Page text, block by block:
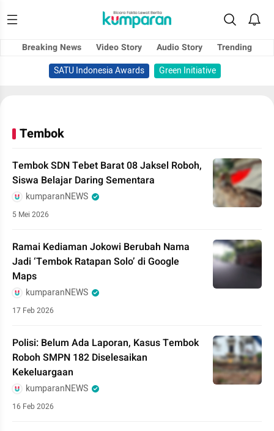
Breaking News Video Story Audio Story
Trending
SATU Indonesia Awards
Green Initiative
Tembok
Tembok SDN Tebet Barat 08 Jaksel Roboh,
Siswa Belajar Daring Sementara
kumparanNEWS
5 Mei 2026
Ramai Kediaman Jokowi Berubah Nama
Jadi ‘Tembok Ratapan Solo’ di Google
Maps
kumparanNEWS
17 Feb 2026
Polisi: Belum Ada Laporan, Kasus Tembok
Roboh SMPN 182 Diselesaikan
Kekeluargaan
kumparanNEWS
16 Feb 2026